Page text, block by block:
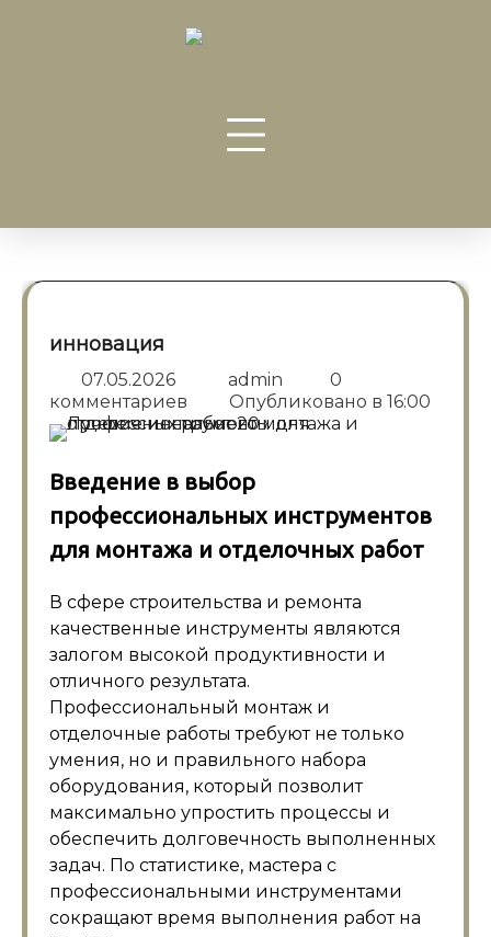
инновация
07.05.2026 admin
0
комментариев
Опубликовано в 16:00
Введение в выбор
профессиональных инструментов
для монтажа и отделочных работ
В сфере строительства и ремонта
качественные инструменты являются
залогом высокой продуктивности и
отличного результата.
Профессиональный монтаж и
отделочные работы требуют не только
умения, но и правильного набора
оборудования, который позволит
максимально упростить процессы и
обеспечить долговечность выполненных
задач. По статистике, мастера с
профессиональными инструментами
сокращают время выполнения работ на